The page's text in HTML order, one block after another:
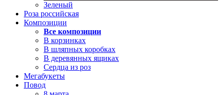
Зеленый
Роза российская
Композиции
Все композиции
В корзинках
В шляпных коробках
В деревянных ящиках
Сердца из роз
Мегабукеты
Повод